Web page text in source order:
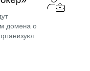
домена о